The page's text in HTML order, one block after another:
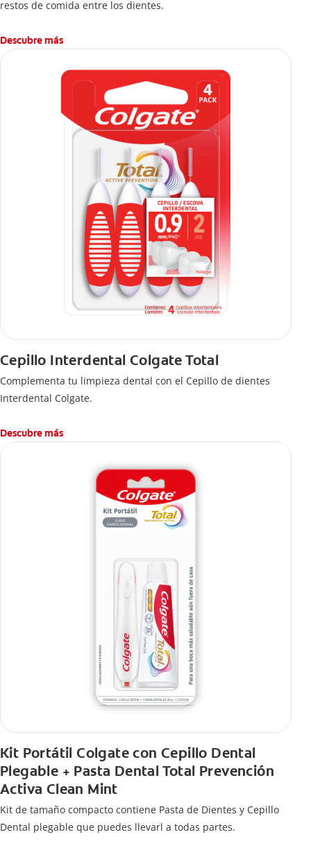
restos de comida entre los dientes.
Descubre más
Cepillo Interdental Colgate Total
Complementa tu limpieza dental con el Cepillo de dientes
Interdental Colgate.
Descubre más
Kit Portátil Colgate con Cepillo Dental
Plegable + Pasta Dental Total Prevención
Activa Clean Mint
Kit de tamaño compacto contiene Pasta de Dientes y Cepillo
Dental plegable que puedes llevarl a todas partes.